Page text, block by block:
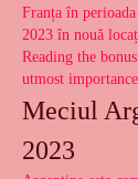
Franța în
2023 în nouă
Reading the
utmost
Meciul
2023